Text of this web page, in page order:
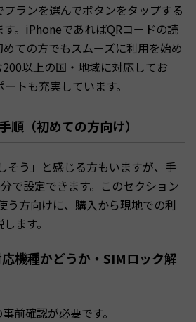
プランを選んでボタンをタップする
。iPhoneであればQRコードの読
ての方でもスムーズに利用を始め
以上の国・地域に対応してお
トも充実しています。
順（初めての方向け）
そう」と感じる方もいますが、手
で設定できます。このセクション
う方向けに、購入から現地での利
ます。
機種かどうか・SIMロック解
前確認が必要です。